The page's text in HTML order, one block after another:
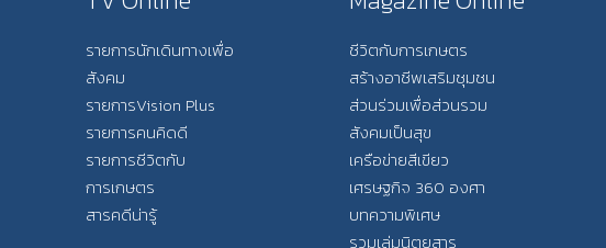
รายการนักเดินทางเพื่อ
สังคม
รายการVision Plus
รายการคนคิดดี
รายการชีวิตกับ
การเกษตร
สารคดีน่ารู้
ชีวิตกับการเกษตร
สร้างอาชีพเสริมชุมชน
ส่วนร่วมเพื่อส่วนรวม
สังคมเป็นสุข
เครือข่ายสีเขียว
เศรษฐกิจ 360 องศา
บทความพิเศษ
รวมเล่มนิตยสาร